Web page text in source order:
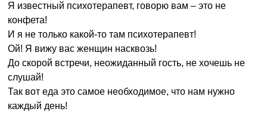
Я известный психотерапевт, говорю вам – это не
конфета!
И я не только какой-то там психотерапевт!
Ой! Я вижу вас женщин насквозь!
До скорой встречи, неожиданный гость, не хочешь не
слушай!
Так вот еда это самое необходимое, что нам нужно
каждый день!